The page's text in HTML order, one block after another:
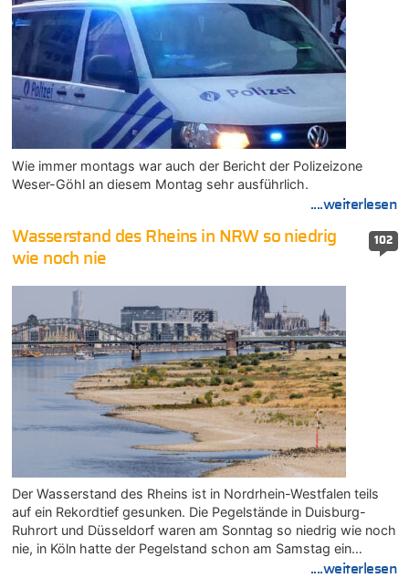
Wie immer montags war auch der Bericht der Polizeizone
Weser-Göhl an diesem Montag sehr ausführlich.
....weiterlesen
102
Wasserstand des Rheins in NRW so niedrig
wie noch nie
Der Wasserstand des Rheins ist in Nordrhein-Westfalen teils
auf ein Rekordtief gesunken. Die Pegelstände in Duisburg-
Ruhrort und Düsseldorf waren am Sonntag so niedrig wie noch
nie, in Köln hatte der Pegelstand schon am Samstag ein…
....weiterlesen